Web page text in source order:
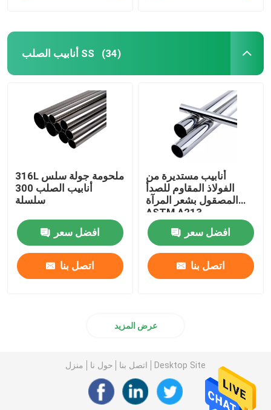
أنابيب الصلب SS (34)
316L ملحومة جولة سلس
أنابيب الصلب 300
سلسلة
افضل سعر
اتصل بنا
أنابيب مستديرة من
الفولاذ المقاوم للصدأ
المصقول بشعر المرآة
ASTM A213
افضل سعر
اتصل بنا
عرض المزيد
منزل حول نا اتصل بنا Desktop Site